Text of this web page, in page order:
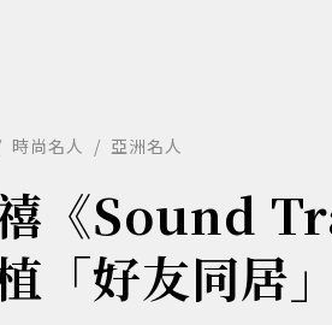
時尚名人 亞洲名人
《Sound
「好友同居